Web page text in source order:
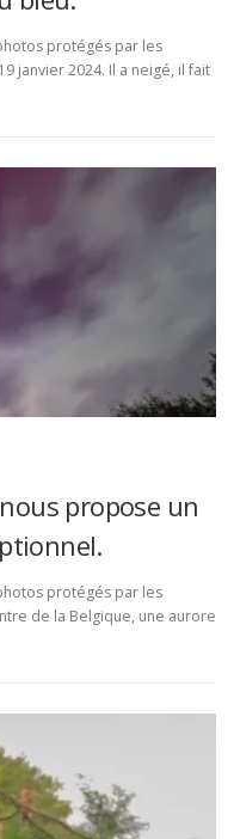
protégés par les
janvier 2024. Il a neigé, il fait
propose un
protégés par les
de la Belgique, une aurore